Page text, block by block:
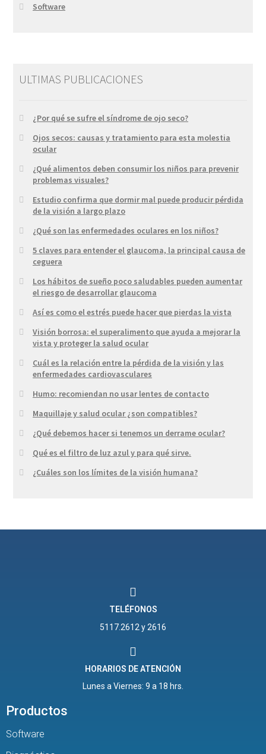
Software
ULTIMAS PUBLICACIONES
¿Por qué se sufre el síndrome de ojo seco?
Ojos secos: causas y tratamiento para esta molestia
ocular
¿Qué alimentos deben consumir los niños para prevenir
problemas visuales?
Estudio confirma que dormir mal puede producir pérdida
de la visión a largo plazo
¿Qué son las enfermedades oculares en los niños?
5 claves para entender el glaucoma, la principal causa de
ceguera
Los hábitos de sueño poco saludables pueden aumentar
el riesgo de desarrollar glaucoma
Así es como el estrés puede hacer que pierdas la vista
Visión borrosa: el superalimento que ayuda a mejorar la
vista y proteger la salud ocular
Cuál es la relación entre la pérdida de la visión y las
enfermedades cardiovasculares
Humo: recomiendan no usar lentes de contacto
Maquillaje y salud ocular ¿son compatibles?
¿Qué debemos hacer si tenemos un derrame ocular?
Qué es el filtro de luz azul y para qué sirve.
¿Cuáles son los límites de la visión humana?
TELÉFONOS
5117.2612 y 2616
HORARIOS DE ATENCIÓN
Lunes a Viernes: 9 a 18 hrs.
Productos
Software